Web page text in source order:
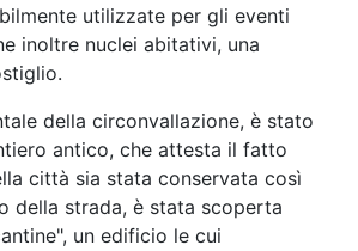
utilizzate per gli eventi
inoltre nuclei abitativi, una
della circonvallazione, è stato
antico, che attesta il fatto
città sia stata conservata così
della strada, è stata scoperta
un edificio le cui